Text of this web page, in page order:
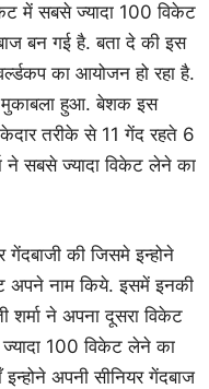
में सबसे ज्यादा 100 विकेट
बन गई है. बता दे की इस
का आयोजन हो रहा है.
मुकाबला हुआ. बेशक इस
तरीके से 11 गेंद रहते 6
ने सबसे ज्यादा विकेट लेने का
की जिसमे इन्होने
अपने नाम किये. इसमें इनकी
शर्मा ने अपना दूसरा विकेट
100 विकेट लेने का
अपनी सीनियर गेंदबाज